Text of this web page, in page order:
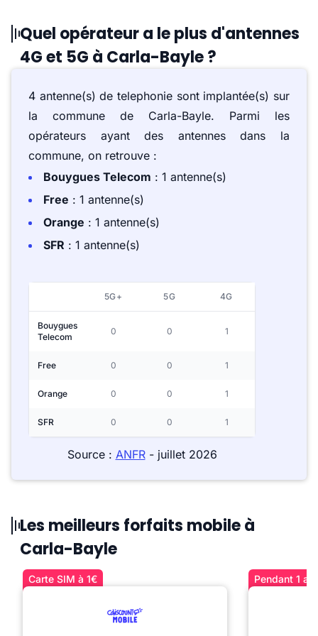
Quel opérateur a le plus d'antennes
4G et 5G à Carla-Bayle ?
4 antenne(s) de telephonie sont implantée(s) sur
la commune de Carla-Bayle. Parmi les
opérateurs ayant des antennes dans la
commune, on retrouve :
Bouygues Telecom : 1 antenne(s)
Free : 1 antenne(s)
Orange : 1 antenne(s)
SFR : 1 antenne(s)
5G+ 5G 4G
Bouygues
Telecom
0 0 1
Free 0 0 1
Orange 0 0 1
SFR 0 0 1
Source : ANFR- juillet 2026
Les meilleurs forfaits mobile à
Carla-Bayle
Carte SIM à 1€ Pendant 1